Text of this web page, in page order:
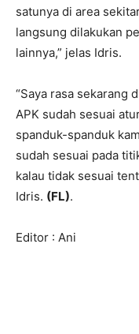
satunya di area
langsung dilakukan
lainnya,” jelas Idris.
“Saya rasa sekarang
APK sudah sesuai
spanduk-spanduk
sudah sesuai pada
kalau tidak sesuai
Idris. (FL).
Editor : Ani